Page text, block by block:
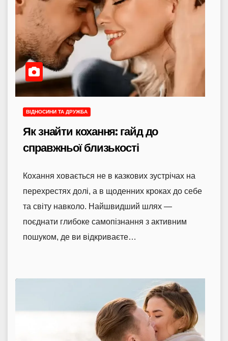
ВІДНОСИНИ ТА ДРУЖБА
Як знайти кохання: гайд до
справжньої близькості
Кохання ховається не в казкових зустрічах на
перехрестях долі, а в щоденних кроках до себе
та світу навколо. Найшвидший шлях —
поєднати глибоке самопізнання з активним
пошуком, де ви відкриваєте…